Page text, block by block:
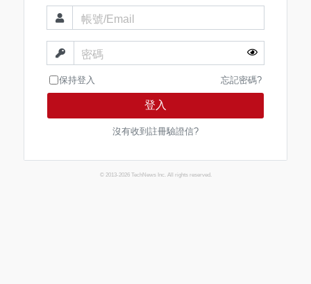
帳號/Email
密碼
保持登入 忘記密碼?
登入
沒有收到註冊驗證信?
© 2013-2026 TechNews Inc. All rights reserved.